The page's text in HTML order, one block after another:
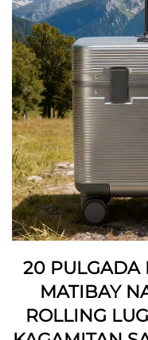
20 PULGADA
MATIBAY
ROLLING